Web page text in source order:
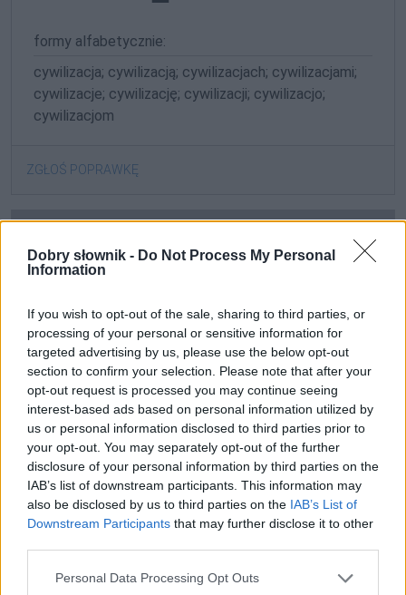
Dobry słownik - Do Not Process My Personal
Information
If you wish to opt-out of the sale, sharing to third parties, or
processing of your personal or sensitive information for
targeted advertising by us, please use the below opt-out
section to confirm your selection. Please note that after your
opt-out request is processed you may continue seeing
interest-based ads based on personal information utilized by
us or personal information disclosed to third parties prior to
your opt-out. You may separately opt-out of the further
disclosure of your personal information by third parties on the
IAB’s list of downstream participants. This information may
also be disclosed by us to third parties on the IAB’s List of
Downstream Participants that may further disclose it to other
Please note that this website/app uses one or more Google
Personal Data Processing Opt Outs
formy alfabetycznie:
cywilizacja; cywilizacją; cywilizacjach; cywilizacjami;
cywilizacje; cywilizację; cywilizacji; cywilizacjo;
cywilizacjom
ZGŁOŚ POPRAWKĘ
Pozostały wątpliwości? Brakuje czegoś w haśle?
Zobacz, co zyskują abonenci Dobrego słownika.
SPRAWDŹ
Często sprawdzane